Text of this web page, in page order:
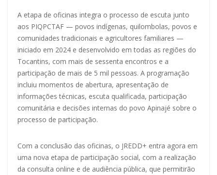
A etapa de oficinas integra o processo de escuta junto
aos PIQPCTAF — povos indígenas, quilombolas, povos e
comunidades tradicionais e agricultores familiares —
iniciado em 2024 e desenvolvido em todas as regiões do
Tocantins, com mais de sessenta encontros e a
participação de mais de 5 mil pessoas. A programação
incluiu momentos de abertura, apresentação de
informações técnicas, escuta qualificada, participação
comunitária e decisões internas do povo Apinajé sobre o
processo de participação.
Com a conclusão das oficinas, o JREDD+ entra agora em
uma nova etapa de participação social, com a realização
da consulta online e de audiência pública, que permitirão